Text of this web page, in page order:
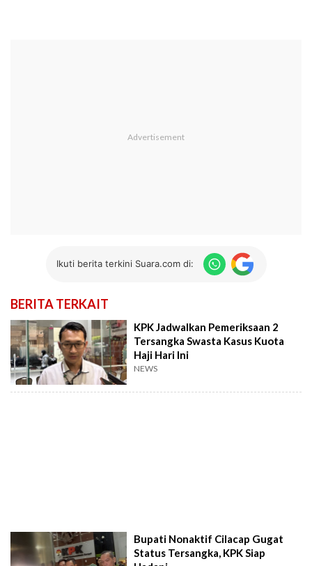
Ikuti berita terkini Suara.com di:
BERITA TERKAIT
KPK Jadwalkan Pemeriksaan 2
Tersangka Swasta Kasus Kuota
Haji Hari Ini
NEWS
Bupati Nonaktif Cilacap Gugat
Status Tersangka, KPK Siap